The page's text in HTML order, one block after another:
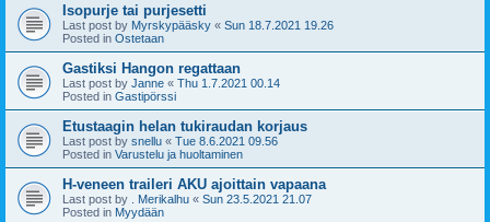
Isopurje tai purjesetti
Last post by Myrskypääsky « Sun 18.7.2021 19.26
Posted in Ostetaan
Gastiksi Hangon regattaan
Last post by Janne « Thu 1.7.2021 00.14
Posted in Gastipörssi
Etustaagin helan tukiraudan korjaus
Last post by snellu « Tue 8.6.2021 09.56
Posted in Varustelu ja huoltaminen
H-veneen traileri AKU ajoittain vapaana
Last post by . Merikalhu « Sun 23.5.2021 21.07
Posted in Myydään